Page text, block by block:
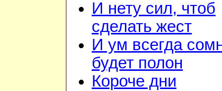
И нету сил, чтоб
сделать жест
И ум всегда
будет полон
Короче дни